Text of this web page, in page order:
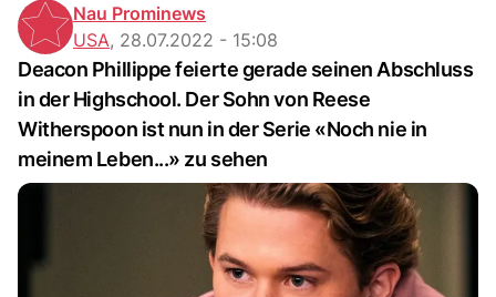
Nau Prominews
USA, 28.07.2022 - 15:08
Deacon Phillippe feierte gerade seinen Abschluss
in der Highschool. Der Sohn von Reese
Witherspoon ist nun in der Serie «Noch nie in
meinem Leben...» zu sehen